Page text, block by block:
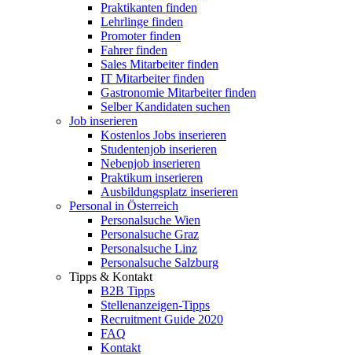
Praktikanten finden
Lehrlinge finden
Promoter finden
Fahrer finden
Sales Mitarbeiter finden
IT Mitarbeiter finden
Gastronomie Mitarbeiter finden
Selber Kandidaten suchen
Job inserieren
Kostenlos Jobs inserieren
Studentenjob inserieren
Nebenjob inserieren
Praktikum inserieren
Ausbildungsplatz inserieren
Personal in Österreich
Personalsuche Wien
Personalsuche Graz
Personalsuche Linz
Personalsuche Salzburg
Tipps & Kontakt
B2B Tipps
Stellenanzeigen-Tipps
Recruitment Guide 2020
FAQ
Kontakt